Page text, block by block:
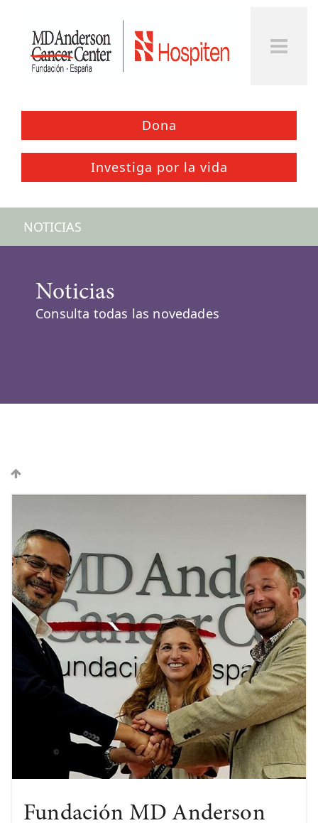
Dona
Investiga por la vida
NOTICIAS
Noticias
Consulta todas las novedades
Fundación MD Anderson